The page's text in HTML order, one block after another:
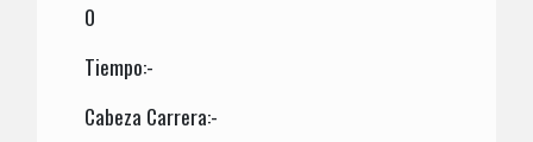
0
Tiempo:-
Cabeza Carrera:-